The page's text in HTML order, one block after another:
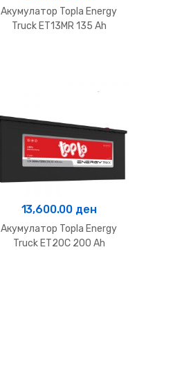
Акумулатор Topla Energy
Truck ET13MR 135 Ah
13,600.00 ден
Акумулатор Topla Energy
Truck ET20C 200 Ah